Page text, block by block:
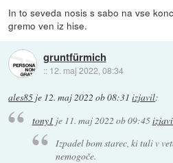
In to seveda nosis s sabo na vse
gremo ven iz hise.
gruntfürmich
:: 12. maj 2022, 08:34
ales85 je 12. maj 2022 ob 08:31 izjavil:
tony1 je 11. maj 2022 ob 09:45
Izpadel bom starec, ki tuli v
nemogoče.